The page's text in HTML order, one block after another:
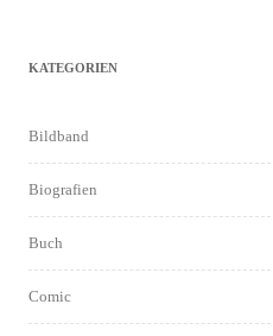
KATEGORIEN
Bildband
Biografien
Buch
Comic